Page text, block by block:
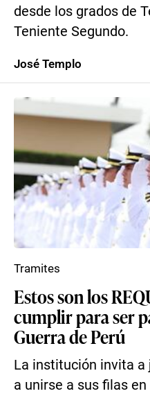
desde los grados de
Teniente Segundo.
José Templo
Estos son los
cumplir para ser
Guerra de Perú
La institución invita
a unirse a sus filas en
Tramites